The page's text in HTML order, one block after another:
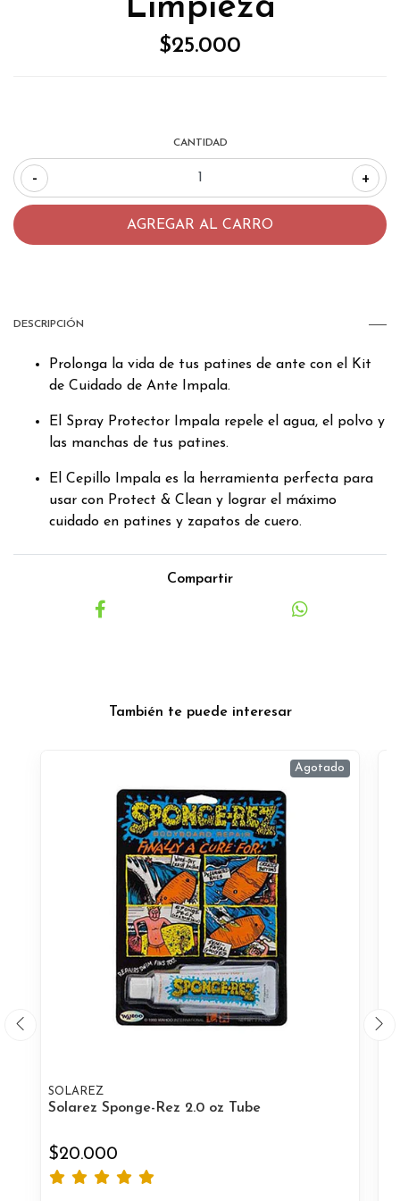
Limpieza
$25.000
CANTIDAD
- +
DESCRIPCIÓN
Prolonga la vida de tus patines de ante con el Kit
de Cuidado de Ante Impala.
El Spray Protector Impala repele el agua, el polvo y
las manchas de tus patines.
El Cepillo Impala es la herramienta perfecta para
usar con Protect & Clean y lograr el máximo
cuidado en patines y zapatos de cuero.
Compartir
También te puede interesar
Agotado
SOLAREZ
Solarez Sponge-Rez 2.0 oz Tube
$20.000